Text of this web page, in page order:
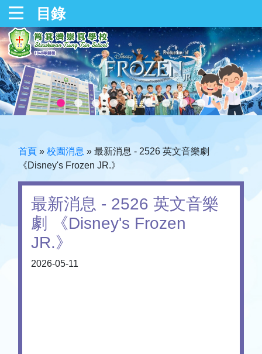
目錄
首頁 » 校園消息 » 最新消息 - 2526 英文音樂劇
《Disney's Frozen JR.》
最新消息 - 2526 英文音樂
劇 《Disney's Frozen
JR.》
2026-05-11